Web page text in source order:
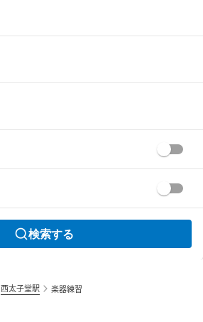
検索する
西太子堂駅 楽器練習